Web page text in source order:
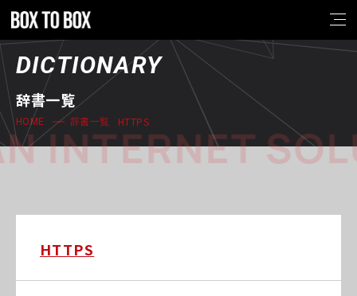
DICTIONARY
辞書一覧
HOME 辞書一覧 HTTPS
INTERNET
HTTPS